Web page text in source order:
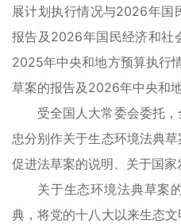
展计划执行情况与2026年国
报告及2026年国民经济和社
2025年中央和地方预算执行
草案的报告及2026年中央和
受全国人大常委会委托
忠分别作关于生态环境法典
促进法草案的说明、关于国家
关于生态环境法典草案
典，将党的十八大以来生态